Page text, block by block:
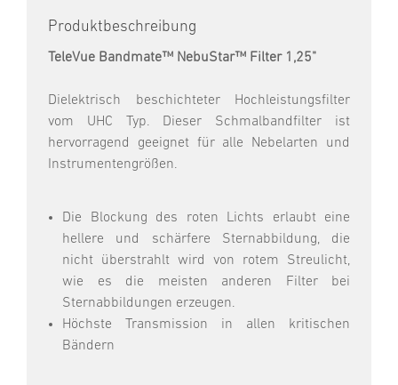
Produktbeschreibung
TeleVue Bandmate™ NebuStar™ Filter 1,25"
Dielektrisch beschichteter Hochleistungsfilter
vom UHC Typ. Dieser Schmalbandfilter ist
hervorragend geeignet für alle Nebelarten und
Instrumentengrößen.
Die Blockung des roten Lichts erlaubt eine
hellere und schärfere Sternabbildung, die
nicht überstrahlt wird von rotem Streulicht,
wie es die meisten anderen Filter bei
Sternabbildungen erzeugen.
Höchste Transmission in allen kritischen
Bändern